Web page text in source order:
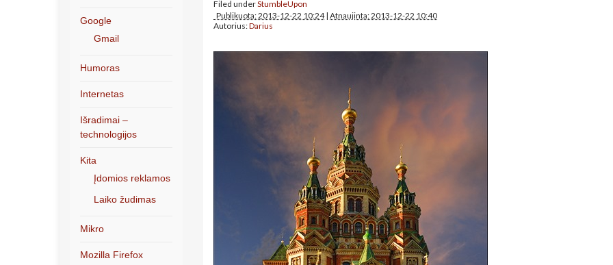
Filed underStumbleUpon
Publikuota: 2013-12-22 10:24| Atnaujinta: 2013-12-22 10:40
Autorius:Darius
Google
Gmail
Humoras
Internetas
Išradimai –
technologijos
Kita
Įdomios reklamos
Laiko žudimas
Mikro
Mozilla Firefox